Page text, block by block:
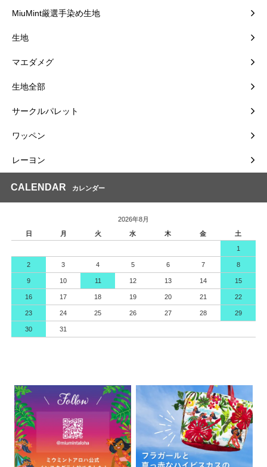
MiuMint厳選手染め生地
生地
マエダメグ
生地全部
サークルパレット
ワッペン
レーヨン
CALENDAR カレンダー
2026年8月
日
月 火 水 木 金 土
1
2 3 4 5 6 7 8
9 10 11 12 13 14 15
16 17 18 19 20 21 22
23 24 25 26 27 28 29
30 31